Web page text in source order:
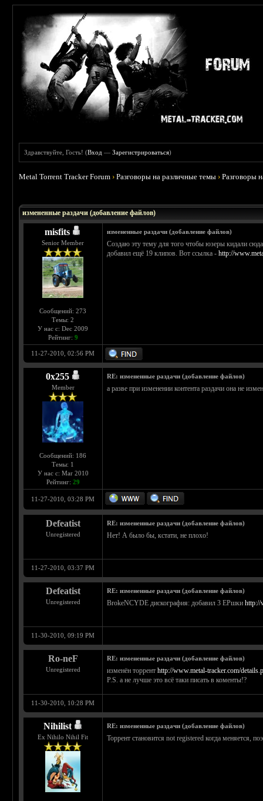
Здравствуйте, Гость! (Вход —Зарегистрироваться)
Metal Torrent Tracker Forum ›Разговоры на различные темы ›Разговоры
измененные раздачи (добавление файлов)
misfits
Senior Member
Сообщений: 273
Темы: 2
У нас с: Dec 2009
Рейтинг: 9
измененные раздачи (добавление файлов)
Создаю эту тему для того чтобы юзеры кидали
добавил ещё 19 клипов. Вот ссылка -http://
11-27-2010, 02:56 PM
0х255
Member
Сообщений: 186
Темы: 1
У нас с: Mar 2010
Рейтинг: 29
RE: измененные раздачи (добавление файлов)
а разве при изменении контента раздачи она не
11-27-2010, 03:28 PM
Defeatist
Unregistered
RE: измененные раздачи (добавление файлов)
Нет! А было бы, кстати, не плохо!
11-27-2010, 03:37 PM
Defeatist
Unregistered
RE: измененные раздачи (добавление файлов)
BrokeNCYDE дискография: добавил 3 EPшкиhttp://
11-30-2010, 09:19 PM
Ro-neF
Unregistered
RE: измененные раздачи (добавление файлов)
изменён торрентhttp://www.metal-tracker.com/
P.S. а не лучше это всё таки писать в коменты!?
11-30-2010, 10:28 PM
Nihilist
Ex Nihilo Nihil Fit
RE: измененные раздачи (добавление файлов)
Торрент становится not registered когда меняется,